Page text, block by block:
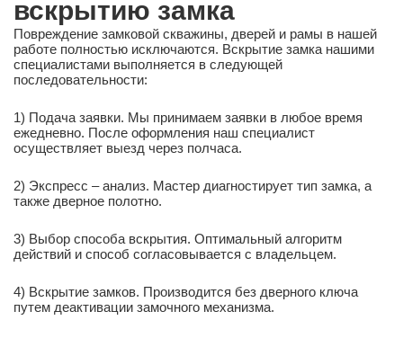
вскрытию замка
Повреждение замковой скважины, дверей и рамы в нашей
работе полностью исключаются. Вскрытие замка нашими
специалистами выполняется в следующей
последовательности:
1) Подача заявки. Мы принимаем заявки в любое время
ежедневно. После оформления наш специалист
осуществляет выезд через полчаса.
2) Экспресс – анализ. Мастер диагностирует тип замка, а
также дверное полотно.
3) Выбор способа вскрытия. Оптимальный алгоритм
действий и способ согласовывается с владельцем.
4) Вскрытие замков. Производится без дверного ключа
путем деактивации замочного механизма.